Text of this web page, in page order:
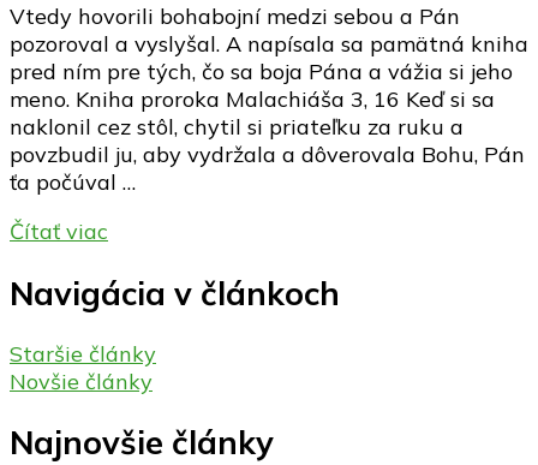
Vtedy hovorili bohabojní medzi sebou a Pán
pozoroval a vyslyšal. A napísala sa pamätná kniha
pred ním pre tých, čo sa boja Pána a vážia si jeho
meno. Kniha proroka Malachiáša 3, 16 Keď si sa
naklonil cez stôl, chytil si priateľku za ruku a
povzbudil ju, aby vydržala a dôverovala Bohu, Pán
ťa počúval …
Čítať viac
Navigácia v článkoch
Staršie články
Novšie články
Najnovšie články